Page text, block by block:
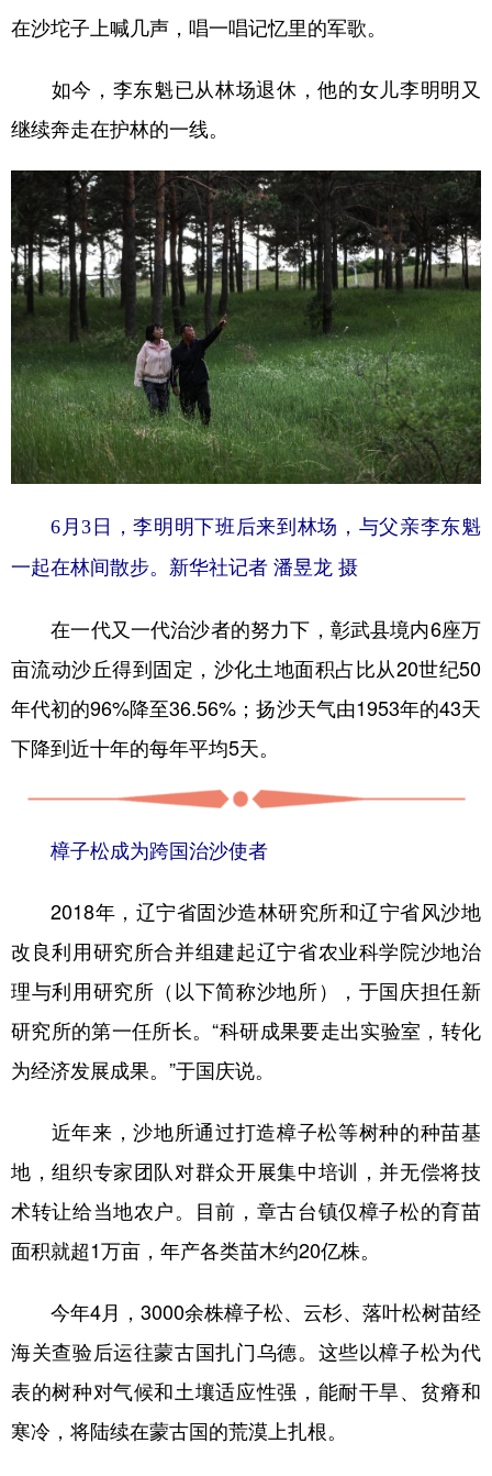
在沙坨子上喊几声，唱一唱记忆里的军歌。
如今，李东魁已从林场退休，他的女儿李明明又
继续奔走在护林的一线。
6月3日，李明明下班后来到林场，与父亲李东魁
一起在林间散步。新华社记者 潘昱龙 摄
在一代又一代治沙者的努力下，彰武县境内6座万
亩流动沙丘得到固定，沙化土地面积占比从20世纪50
年代初的96%降至36.56%；扬沙天气由1953年的43天
下降到近十年的每年平均5天。
樟子松成为跨国治沙使者
2018年，辽宁省固沙造林研究所和辽宁省风沙地
改良利用研究所合并组建起辽宁省农业科学院沙地治
理与利用研究所（以下简称沙地所），于国庆担任新
研究所的第一任所长。“科研成果要走出实验室，转化
为经济发展成果。”于国庆说。
近年来，沙地所通过打造樟子松等树种的种苗基
地，组织专家团队对群众开展集中培训，并无偿将技
术转让给当地农户。目前，章古台镇仅樟子松的育苗
面积就超1万亩，年产各类苗木约20亿株。
今年4月，3000余株樟子松、云杉、落叶松树苗经
海关查验后运往蒙古国扎门乌德。这些以樟子松为代
表的树种对气候和土壤适应性强，能耐干旱、贫瘠和
寒冷，将陆续在蒙古国的荒漠上扎根。